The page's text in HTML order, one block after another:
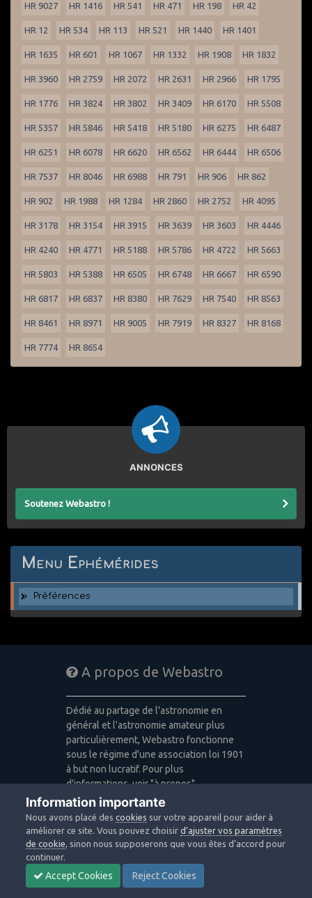
HR 9027 HR 1416 HR 541 HR 471 HR 198 HR 42
HR 12 HR 534 HR 113 HR 521 HR 1440 HR 1401
HR 1635 HR 601 HR 1067 HR 1332 HR 1908 HR 1832
HR 3960 HR 2759 HR 2072 HR 2631 HR 2966 HR 1795
HR 1776 HR 3824 HR 3802 HR 3409 HR 6170 HR 5508
HR 5357 HR 5846 HR 5418 HR 5180 HR 6275 HR 6487
HR 6251 HR 6078 HR 6620 HR 6562 HR 6444 HR 6506
HR 7537 HR 8046 HR 6988 HR 791 HR 906 HR 862
HR 902 HR 1988 HR 1284 HR 2860 HR 2752 HR 4095
HR 3178 HR 3154 HR 3915 HR 3639 HR 3603 HR 4446
HR 4240 HR 4771 HR 5188 HR 5786 HR 4722 HR 5663
HR 5803 HR 5388 HR 6505 HR 6748 HR 6667 HR 6590
HR 6817 HR 6837 HR 8380 HR 7629 HR 7540 HR 8563
HR 8461 HR 8971 HR 9005 HR 7919 HR 8327 HR 8168
HR 7774 HR 8654
ANNONCES
Soutenez Webastro !
Menu Ephémérides
Préférences
A propos de Webastro
Dédié au partage de l'astronomie en
général et l'astronomie amateur plus
particulièrement, Webastro fonctionne
sous le régime d'une association loi 1901
à but non lucratif. Pour plus
d'informations, voir "à propos".
Publicité: pas de publicité
Icons made byFreepik,Alessio Atzeni,
Pixel Buddha,Icon Pondfrom
www.flaticon.comis licensed by CC 3.0
BY
Design images: Courtesy NASA/JPL-
Information importante
Nous avons placé descookies sur votre appareil pour aider à
améliorer ce site. Vous pouvez choisird’ajuster vos paramètres
de cookie, sinon nous supposerons que vous êtes d’accord pour
continuer.
Accept Cookies Reject Cookies